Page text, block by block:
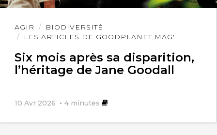
AGIR
BIODIVERSITÉ
LES ARTICLES DE GOODPLANET MAG'
Six mois après sa disparition,
l’héritage de Jane Goodall
10 Avr 2026 4 minutes
Lire
l'article